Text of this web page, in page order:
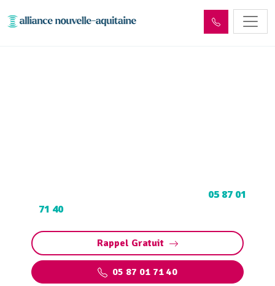
05 87 01
71 40
Rappel Gratuit
05 87 01 71 40